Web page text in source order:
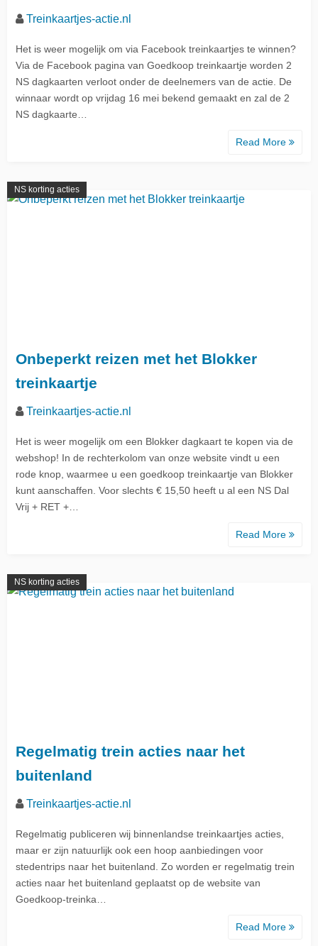
Treinkaartjes-actie.nl
Het is weer mogelijk om via Facebook treinkaartjes te winnen?
Via de Facebook pagina van Goedkoop treinkaartje worden 2
NS dagkaarten verloot onder de deelnemers van de actie. De
winnaar wordt op vrijdag 16 mei bekend gemaakt en zal de 2
NS dagkaarte…
Read More
NS korting acties
Onbeperkt reizen met het Blokker
treinkaartje
Treinkaartjes-actie.nl
Het is weer mogelijk om een Blokker dagkaart te kopen via de
webshop! In de rechterkolom van onze website vindt u een
rode knop, waarmee u een goedkoop treinkaartje van Blokker
kunt aanschaffen. Voor slechts € 15,50 heeft u al een NS Dal
Vrij + RET +…
Read More
NS korting acties
Regelmatig trein acties naar het
buitenland
Treinkaartjes-actie.nl
Regelmatig publiceren wij binnenlandse treinkaartjes acties,
maar er zijn natuurlijk ook een hoop aanbiedingen voor
stedentrips naar het buitenland. Zo worden er regelmatig trein
acties naar het buitenland geplaatst op de website van
Goedkoop-treinka…
Read More